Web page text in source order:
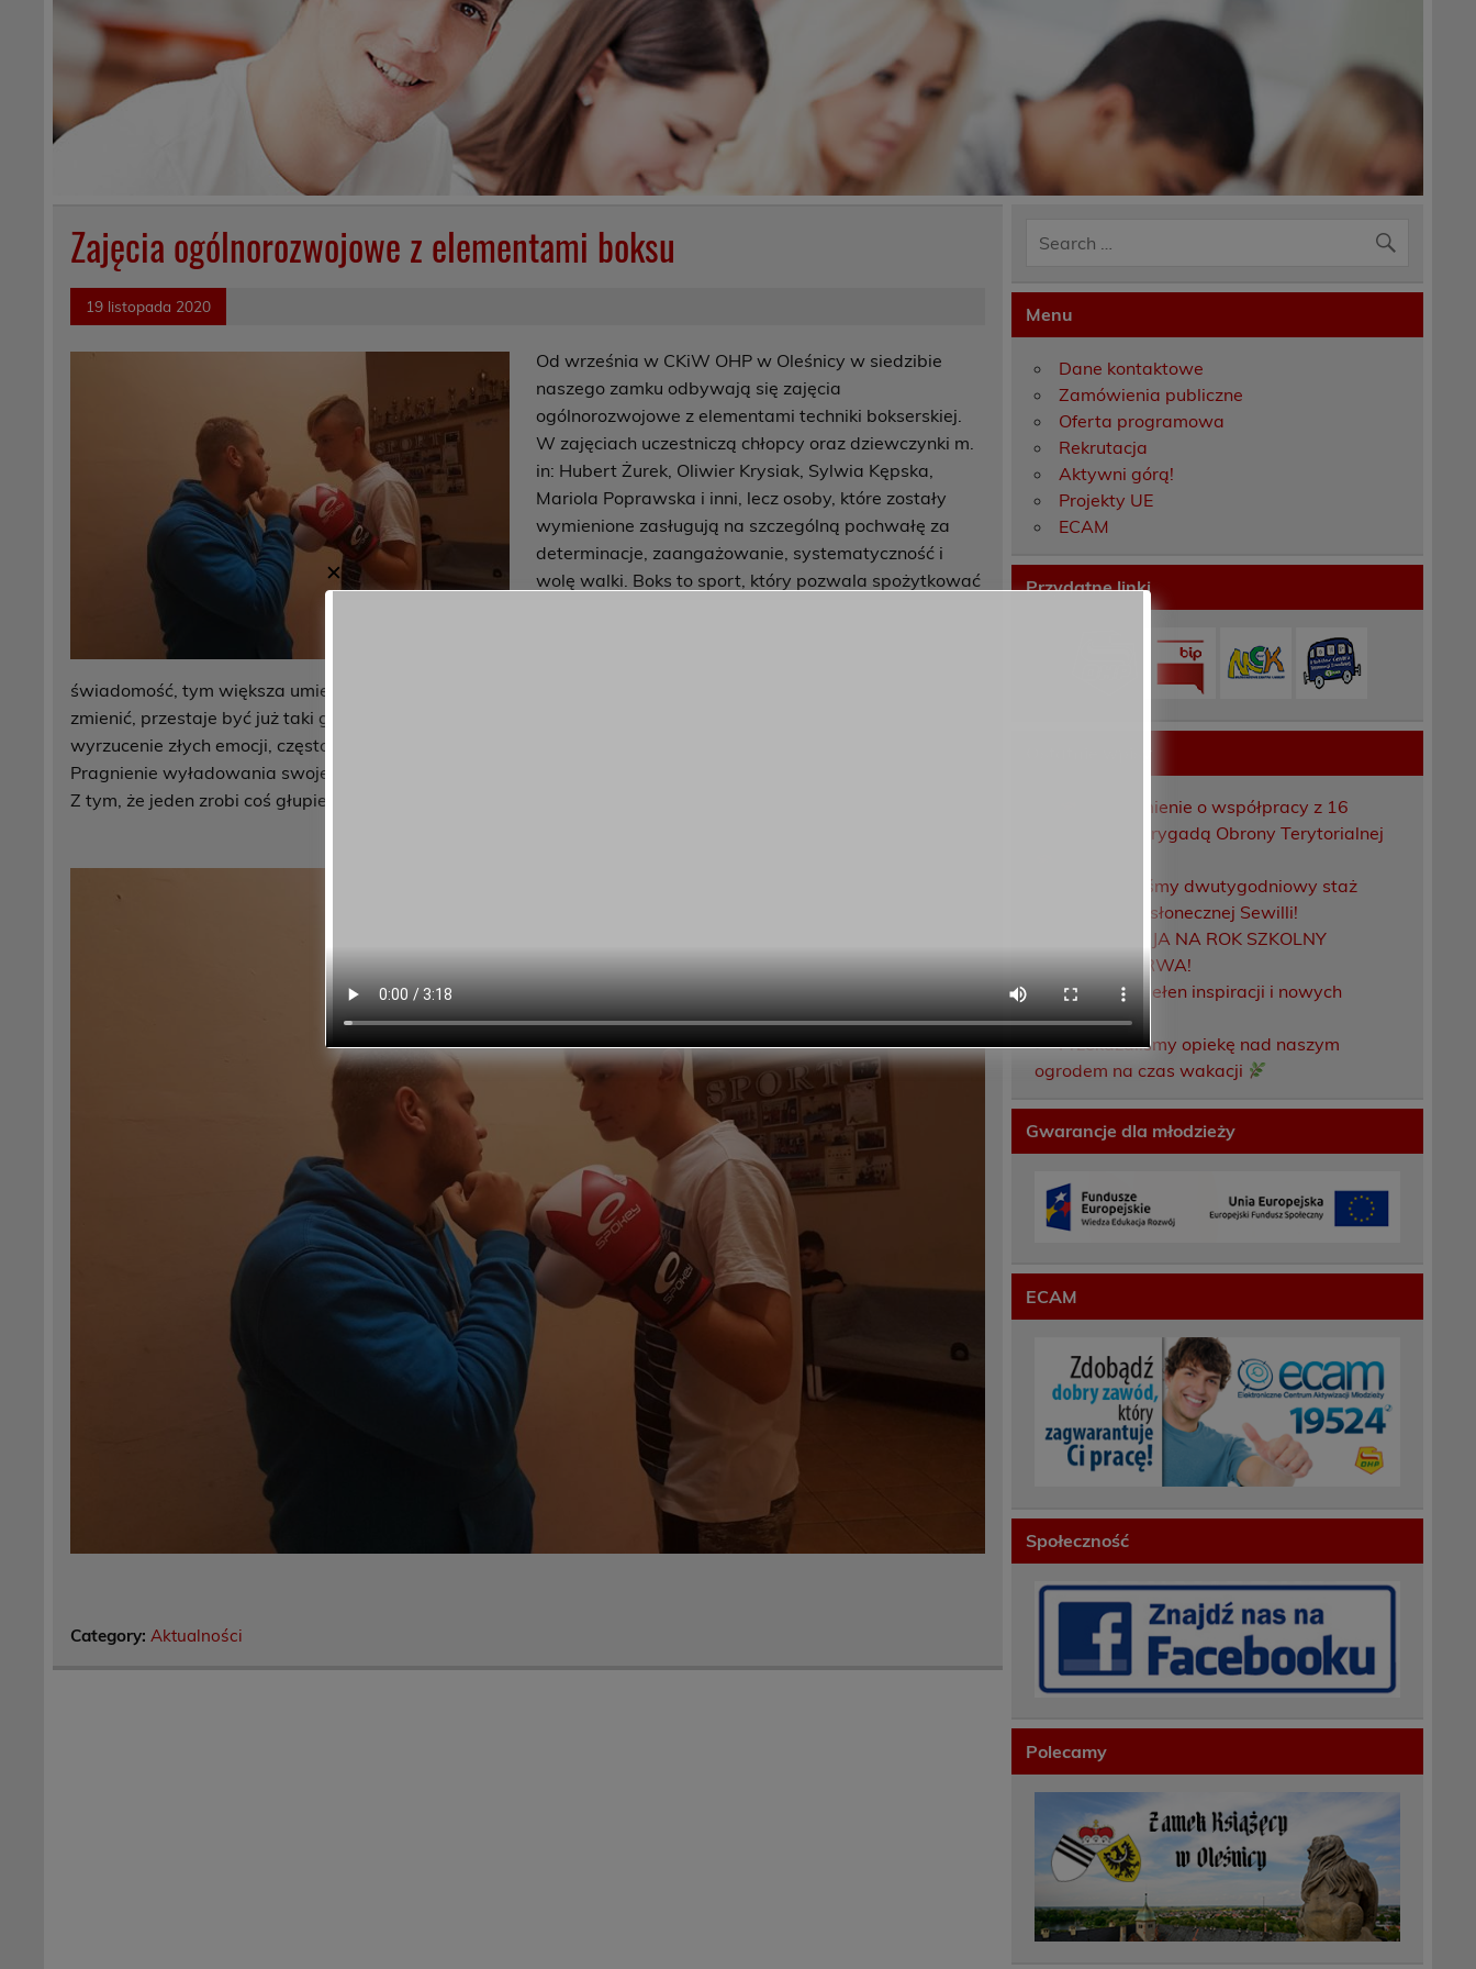
Zajęcia ogólnorozwojowe z elementami boksu
19 listopada 2020
Od września w CKiW OHP w Oleśnicy w siedzibie
naszego zamku odbywają się zajęcia
ogólnorozwojowe z elementami techniki bokserskiej.
W zajęciach uczestniczą chłopcy oraz dziewczynki m.
in: Hubert Żurek, Oliwier Krysiak, Sylwia Kępska,
Mariola Poprawska i inni, lecz osoby, które zostały
wymienione zasługują na szczególną pochwałę za
determinacje, zaangażowanie, systematyczność i
wolę walki. Boks to sport, który pozwala spożytkować
świadomość, tym większa umiejętność powstrzymania się. Każdy młody gniewny, który naprawdę chce coś
zmienić, przestaje być już taki gniewny. Może to brzmi jak jakiś frazes z filmu, jednak podczas wysiłku następuje
wyrzucenie złych emocji, często gromadzonych w sobie od wielu lat. Kto z nas nie miewa wszystkiego dosyć?
Pragnienie wyładowania swojej frustracji czasami bierze górę.
Z tym, że jeden zrobi coś głupiego, drugi sięgnie po alkohol, a bokser przyjdzie na trening.
Category:Aktualności
Menu
Dane kontaktowe
Zamówienia publiczne
Oferta programowa
Rekrutacja
Aktywni górą!
Projekty UE
ECAM
Przydatne linki
Porozumienie o współpracy z 16
Dolnośląską Brygadą Obrony Terytorialnej
Zakończyliśmy dwutygodniowy staż
zawodowy w słonecznej Sewilli!
REKRUTACJA NA ROK SZKOLNY
2026/2027 TRWA!
Weekend pełen inspiracji i nowych
doświadczeń!
Przekazaliśmy opiekę nad naszym
ogrodem na czas wakacji
Gwarancje dla młodzieży
ECAM
Społeczność
Polecamy
✕